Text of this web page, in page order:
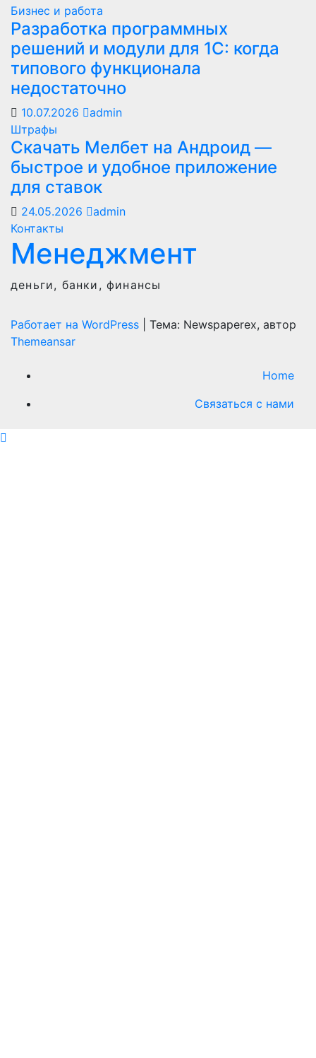
Бизнес и работа
Разработка программных
решений и модули для 1С: когда
типового функционала
недостаточно
10.07.2026
admin
Штрафы
Скачать Мелбет на Андроид —
быстрое и удобное приложение
для ставок
24.05.2026
admin
Контакты
Менеджмент
деньги, банки, финансы
Работает на WordPress
Тема: Newspaperex, автор
Themeansar
Home
Связаться с нами